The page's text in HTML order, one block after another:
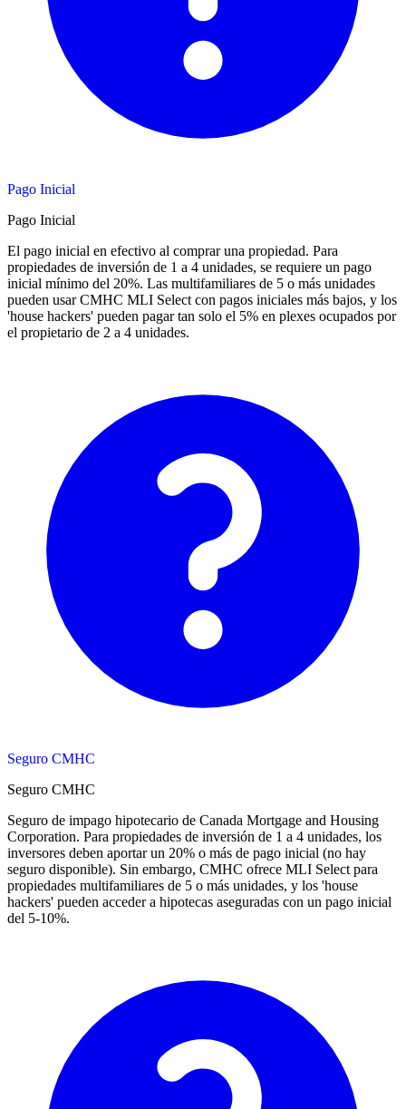
Pago Inicial
Pago Inicial
El pago inicial en efectivo al comprar una propiedad. Para
propiedades de inversión de 1 a 4 unidades, se requiere un pago
inicial mínimo del 20%. Las multifamiliares de 5 o más unidades
pueden usar CMHC MLI Select con pagos iniciales más bajos, y los
'house hackers' pueden pagar tan solo el 5% en plexes ocupados por
el propietario de 2 a 4 unidades.
Seguro CMHC
Seguro CMHC
Seguro de impago hipotecario de Canada Mortgage and Housing
Corporation. Para propiedades de inversión de 1 a 4 unidades, los
inversores deben aportar un 20% o más de pago inicial (no hay
seguro disponible). Sin embargo, CMHC ofrece MLI Select para
propiedades multifamiliares de 5 o más unidades, y los 'house
hackers' pueden acceder a hipotecas aseguradas con un pago inicial
del 5-10%.